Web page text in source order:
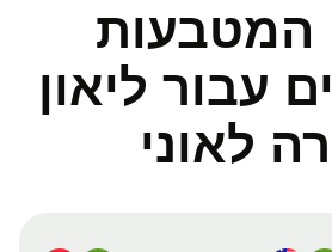
המטבעות
עבור ליאון
לאוני